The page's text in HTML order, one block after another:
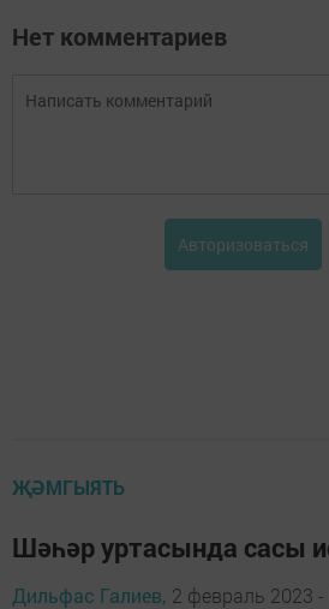
Нет комментариев
Авторизоваться
ҖӘМГЫЯТЬ
Шәһәр уртасында сасы
Дильфас Галиев, 2 февраль 2023 -